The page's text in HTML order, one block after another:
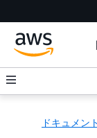
ドキュメント